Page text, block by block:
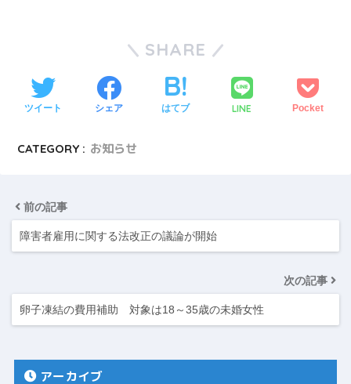
SHARE
ツイート シェア はてブ LINE Pocket
CATEGORY : お知らせ
前の記事
障害者雇用に関する法改正の議論が開始
次の記事
卵子凍結の費用補助 対象は18～35歳の未婚女性
アーカイブ